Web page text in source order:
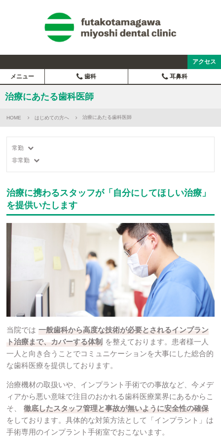
アクセス
メニュー 歯科 耳鼻科
治療にあたる歯科医師
HOME はじめての方へ 治療にあたる歯科医師
常勤
非常勤
治療に携わるスタッフが「自分にしてほしい治療」
を提供いたします
当院では 一般歯科から高度な技術が必要とされるインプラン
ト治療まで、カバーする体制 を整えております。患者様一人
一人と向き合うことでコミュニケーションを大事にした総合的
な歯科医療を提供しております。
治療機材の取扱いや、インプラント手術での事故など、今メデ
ィアから悪い意味で注目のおかれる歯科医療業界にあるからこ
そ、
徹底したスタッフ管理と事故が無いように安全性の確保
をしております。具体的な対策方法として「インプラント」は
手術専用のインプラント手術室でおこないます。